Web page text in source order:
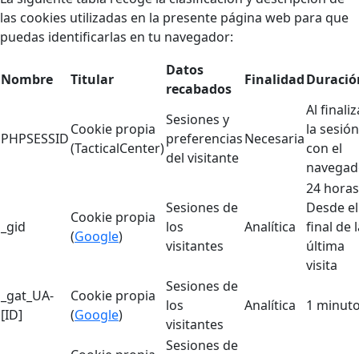
las cookies utilizadas en la presente página web para que
puedas identificarlas en tu navegador:
Nombre Titular
Datos
recabados
Finalidad
PHPSESSID
Cookie propia
(TacticalCenter)
Sesiones y
preferencias
del visitante
Necesaria
Al
la sesión
con el
_gid
Cookie propia
(Google)
Sesiones de
los
visitantes
Analítica
24
Desde el
final de
última
visita
_gat_UA-
[ID]
Cookie propia
(Google)
Sesiones de
los
visitantes
Analítica 1
Sesiones de